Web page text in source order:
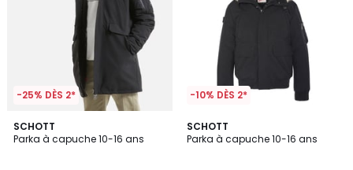
-25% DÈS 2*
SCHOTT
Parka à capuche 10-16 ans
5
/
3
Couleurs
-10% DÈS 2*
SCHOTT
Parka à capuche 10-16 ans
5
/
2
Couleurs